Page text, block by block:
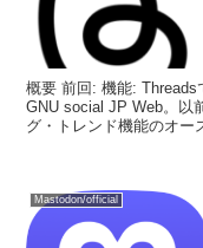
概要 前回: 機能: Threads
GNU social JP Web。以
グ・トレンド機能のオー
Mastodon/official